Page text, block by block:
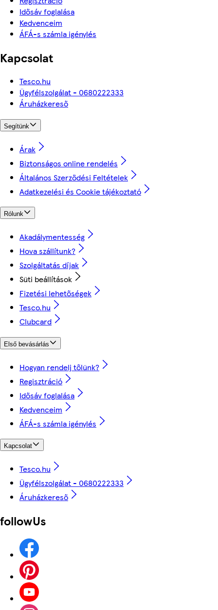
Idősáv foglalása
Kedvenceim
ÁFÁ-s számla igénylés
Kapcsolat
Tesco.hu
Ügyfélszolgálat - 0680222333
Áruházkereső
Segítünk
Árak
Biztonságos online rendelés
Általános Szerződési Feltételek
Adatkezelési és Cookie tájékoztató
Rólunk
Akadálymentesség
Hova szállítunk?
Szolgáltatás díjak
Süti beállítások
Fizetési lehetőségek
Tesco.hu
Clubcard
Első bevásárlás
Hogyan rendelj tőlünk?
Regisztráció
Idősáv foglalása
Kedvenceim
ÁFÁ-s számla igénylés
Kapcsolat
Tesco.hu
Ügyfélszolgálat - 0680222333
Áruházkereső
followUs